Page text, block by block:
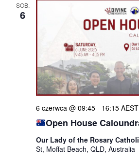
SOB.
6
Open House
6 czerwca @ 09:45- 16:15 AEST
Our Lady of the Rosary
St, Moffat Beach, QLD, Australia